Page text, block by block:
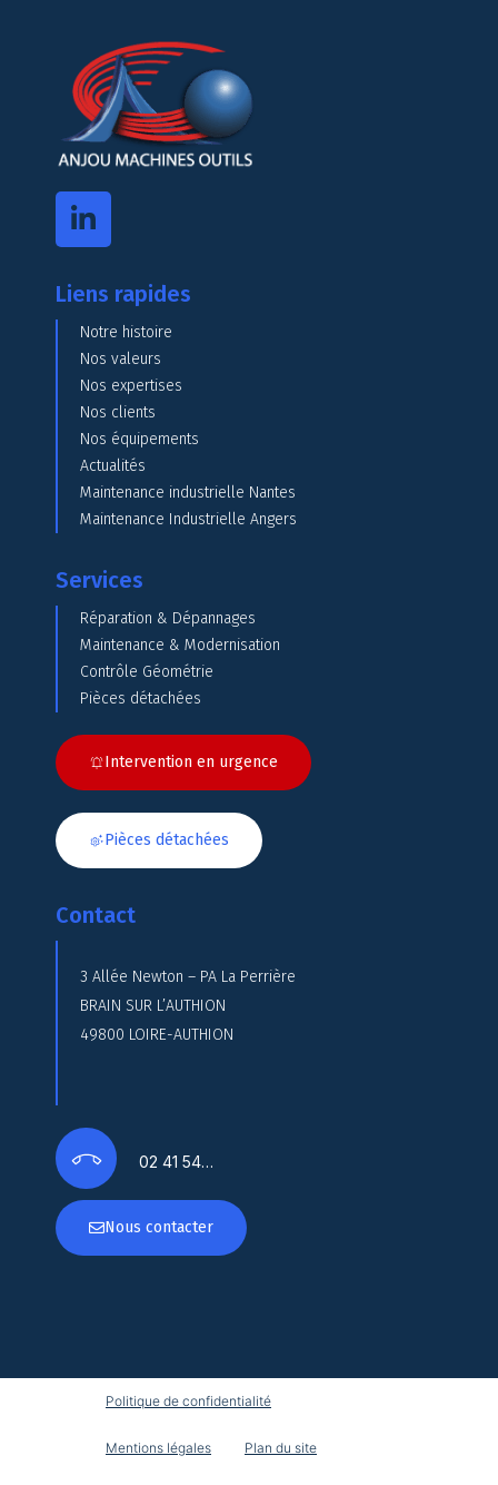
Liens rapides
Notre histoire
Nos valeurs
Nos expertises
Nos clients
Nos équipements
Actualités
Maintenance industrielle Nantes
Maintenance Industrielle Angers
Services
Réparation & Dépannages
Maintenance & Modernisation
Contrôle Géométrie
Pièces détachées
Intervention en urgence
Pièces détachées
Contact
3 Allée Newton – PA La Perrière
BRAIN SUR L’AUTHION
49800 LOIRE-AUTHION
02 41 54…
Nous contacter
Politique de confidentialité
Mentions légales Plan du site